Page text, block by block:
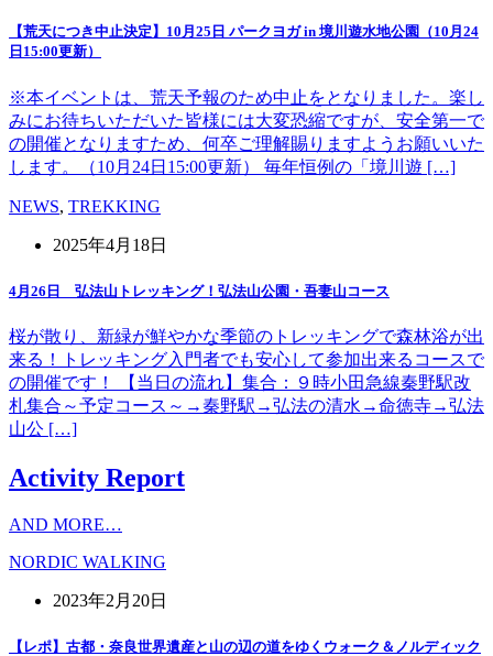
【荒天につき中止決定】10月25日 パークヨガ in 境川遊水地公園（10月24
日15:00更新）
※本イベントは、荒天予報のため中止をとなりました。楽し
みにお待ちいただいた皆様には大変恐縮ですが、安全第一で
の開催となりますため、何卒ご理解賜りますようお願いいた
します。（10月24日15:00更新） 毎年恒例の「境川遊 […]
NEWS, TREKKING
2025年4月18日
4月26日 弘法山トレッキング！弘法山公園・吾妻山コース
桜が散り、新緑が鮮やかな季節のトレッキングで森林浴が出
来る！トレッキング入門者でも安心して参加出来るコースで
の開催です！ 【当日の流れ】集合：９時小田急線秦野駅改
札集合～予定コース～→秦野駅→弘法の清水→命徳寺→弘法
山公 […]
Activity Report
AND MORE…
NORDIC WALKING
2023年2月20日
【レポ】古都・奈良世界遺産と山の辺の道をゆくウォーク＆ノルディック